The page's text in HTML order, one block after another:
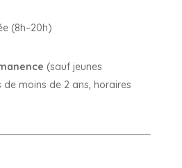
(8h–20h)
(sauf jeunes
moins de 2 ans, horaires